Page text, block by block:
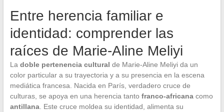
Entre herencia familiar e
identidad: comprender las
raíces de Marie-Aline Meliyi
La doble pertenencia cultural de Marie-Aline Meliyi da un
color particular a su trayectoria y a su presencia en la escena
mediática francesa. Nacida en París, verdadero cruce de
culturas, se apoya en una herencia tanto franco-africanacomo
antillana. Este cruce moldea su identidad, alimenta su